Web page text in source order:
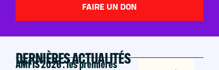
FAIRE UN DON
DERNIÈRES ACTUALITÉS
AMFIS 2026 : les premières